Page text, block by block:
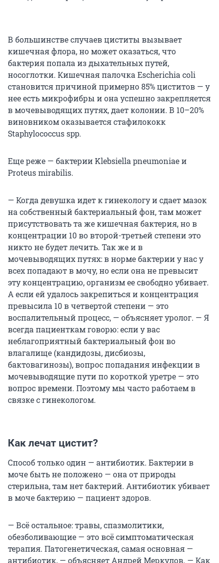
В большинстве случаев циститы вызывает
кишечная флора, но может оказаться, что
бактерия попала из дыхательных путей,
носоглотки. Кишечная палочка Escherichia coli
становится причиной примерно 85% циститов — у
нее есть микрофибры и она успешно закрепляется
в мочевыводящих путях, дает колонии. В 10–20%
виновником оказывается стафилококк
Staphylococcus spp.
Еще реже — бактерии Klеbsiеlla pnеumoniaе и
Protеus mirabilis.
— Когда девушка идет к гинекологу и сдает мазок
на собственный бактериальный фон, там может
присутствовать та же кишечная бактерия, но в
концентрации 10 во второй-третьей степени это
никто не будет лечить. Так же и в
мочевыводящих путях: в норме бактерии у нас у
всех попадают в мочу, но если она не превысит
эту концентрацию, организм ее свободно убивает.
А если ей удалось закрепиться и концентрация
превысила 10 в четвертой степени — это
воспалительный процесс, — объясняет уролог. — Я
всегда пациенткам говорю: если у вас
неблагоприятный бактериальный фон во
влагалище (кандидозы, дисбиозы,
бактовагинозы), вопрос попадания инфекции в
мочевыводящие пути по короткой уретре — это
вопрос времени. Поэтому мы часто работаем в
связке с гинекологом.
Как лечат цистит?
Способ только один — антибиотик. Бактерии в
моче быть не положено — она от природы
стерильна, там нет бактерий. Антибиотик убивает
в моче бактерию — пациент здоров.
— Всё остальное: травы, спазмолитики,
обезболивающие — это всё симптоматическая
терапия. Патогенетическая, самая основная —
антибиотик, — объясняет Андрей Меркулов. — Как